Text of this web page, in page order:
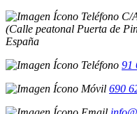
C/
(Calle peatonal Puerta de
España
91
690